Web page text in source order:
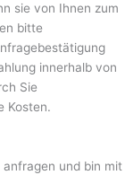
sie von Ihnen zum
bitte
innerhalb von
Sie
Kosten.
und bin mit